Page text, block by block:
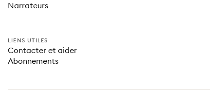
Narrateurs
LIENS UTILES
Contacter et aider
Abonnements